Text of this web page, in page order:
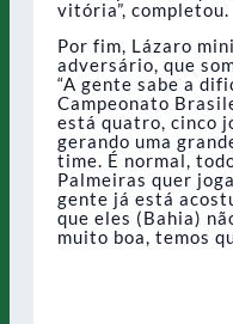
vitória”, completou.
Por fim, Lázaro
adversário, que
“A gente sabe a
Campeonato
está quatro, cinco
gerando uma
time. É normal,
Palmeiras quer
gente já está
que eles (Bahia)
muito boa, temos